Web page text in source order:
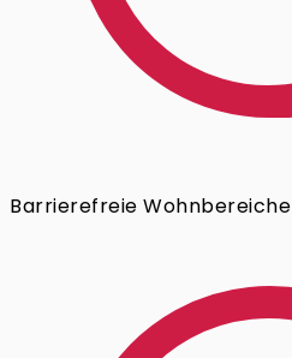
Barrierefreie Wohnbereiche